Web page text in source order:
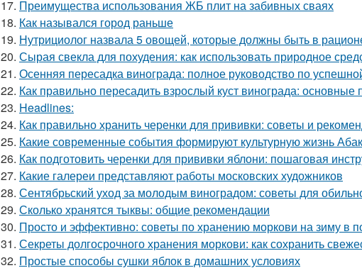
17. Преимущества использования ЖБ плит на забивных сваях
18. Как назывался город раньше
19. Нутрициолог назвала 5 овощей, которые должны быть в
20. Сырая свекла для похудения: как использовать природное
21. Осенняя пересадка винограда: полное руководство по
22. Как правильно пересадить взрослый куст винограда: основные
23. Headlines:
24. Как правильно хранить черенки для прививки: советы и
25. Какие современные события формируют культурную жизнь
26. Как подготовить черенки для прививки яблони: пошаговая
27. Какие галереи представляют работы московских художников
28. Сентябрьский уход за молодым виноградом: советы для
29. Сколько хранятся тыквы: общие рекомендации
30. Просто и эффективно: советы по хранению моркови на зиму в
31. Секреты долгосрочного хранения моркови: как сохранить
32. Простые способы сушки яблок в домашних условиях